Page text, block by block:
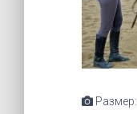
Размер: